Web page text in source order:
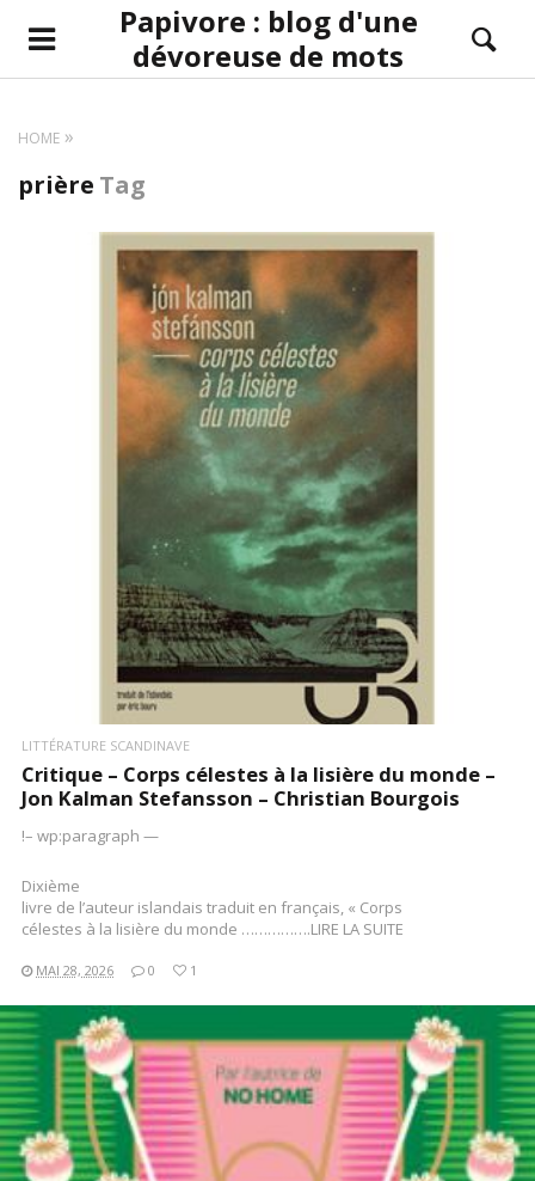
Papivore : blog d'une
dévoreuse de mots
HOME
prière Tag
LIRE LA SUITE
LITTÉRATURE SCANDINAVE
Critique – Corps célestes à la lisière du monde –
Jon Kalman Stefansson – Christian Bourgois
!– wp:paragraph —
Dixième
livre de l’auteur islandais traduit en français, « Corps
célestes à la lisière du monde …………….LIRE LA SUITE
MAI 28, 2026 0 1